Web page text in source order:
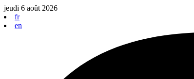
Aller
au
contenu
jeudi 6 août 2026
fr
en